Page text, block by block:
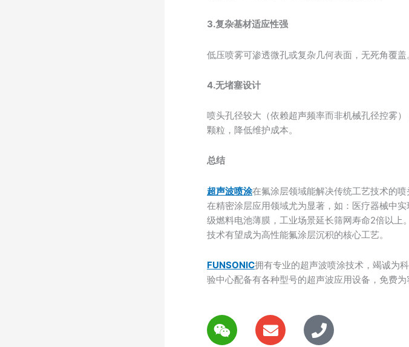
3.复杂基材适应性强
低压喷雾可渗透微孔或复杂几何表面，无死角覆盖
4.无堵塞设计
喷头孔径较大（依赖超声频率而非机械孔径控雾
颗粒，降低维护成本。
总结
超声波喷涂在氟涂层领域能解决传统工艺技术的
在精密涂层应用领域尤为显著，如：医疗器械中
级燃料电池薄膜，工业场景延长筛网寿命2倍以
技术有望成为高性能氟涂层沉积的核心工艺。
FUNSONIC拥有专业的超声波喷涂技术，竭诚为
验中心配备有各种型号的超声波应用设备，免费为
W
e
E
n
P
h